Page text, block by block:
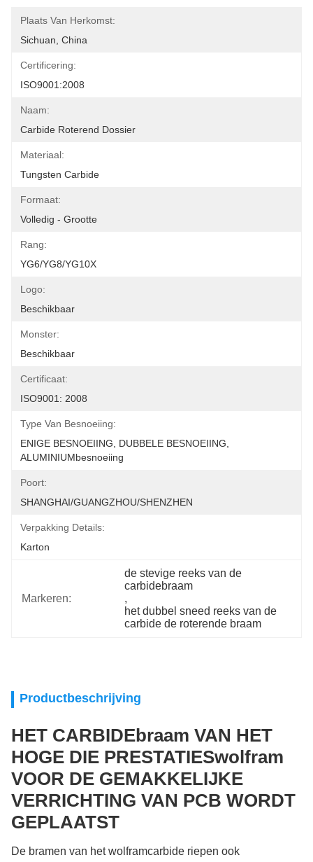
Plaats Van Herkomst:
Sichuan, China
Certificering:
ISO9001:2008
Naam:
Carbide Roterend Dossier
Materiaal:
Tungsten Carbide
Formaat:
Volledig - Grootte
Rang:
YG6/YG8/YG10X
Logo:
Beschikbaar
Monster:
Beschikbaar
Certificaat:
ISO9001: 2008
Type Van Besnoeiing:
ENIGE BESNOEIING, DUBBELE BESNOEIING,
ALUMINIUMbesnoeiing
Poort:
SHANGHAI/GUANGZHOU/SHENZHEN
Verpakking Details:
Karton
Markeren:
de stevige reeks van de
carbidebraam
,
het dubbel sneed reeks van de
carbide de roterende braam
Productbeschrijving
HET CARBIDEbraam VAN HET
HOGE DIE PRESTATIESwolfram
VOOR DE GEMAKKELIJKE
VERRICHTING VAN PCB WORDT
GEPLAATST
De bramen van het wolframcarbide riepen ook